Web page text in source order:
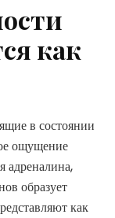
как
в состоянии
ощущение
адреналина,
образует
как